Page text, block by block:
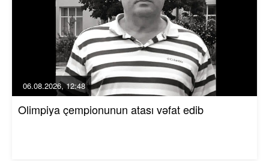
06.08.2026, 12:48
Olimpiya çempionunun atası vəfat edib